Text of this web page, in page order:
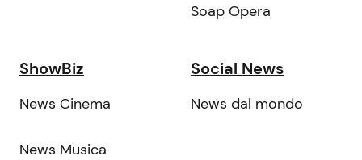
Soap Opera
ShowBiz
News Cinema
News Musica
Social News
News dal mondo